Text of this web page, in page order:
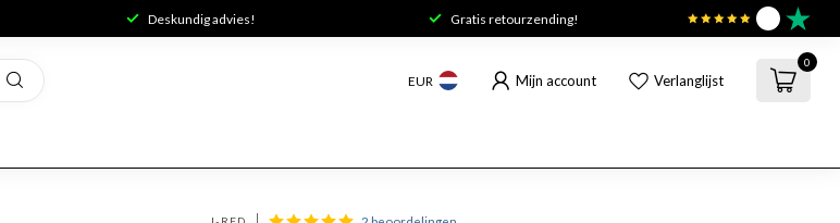
Deskundig advies! Gratis retourzending!
EUR Mijn account Verlanglijst
0